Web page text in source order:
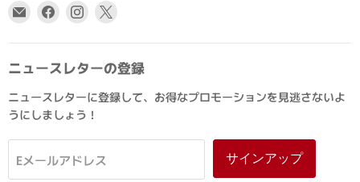
ル
見
つ
く
Facebook
つ
て
く
い
Instagram
つ
て
く
い
つ
け
て
ニュースレターの登録
ニュースレターに登録して、お得なプロモーションを見逃さないよ
うにしましょう！
Eメールアドレス サインアップ